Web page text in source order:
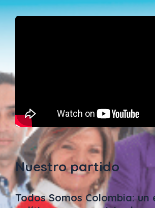
Nuestro partido
Todos Somos Colombia: un